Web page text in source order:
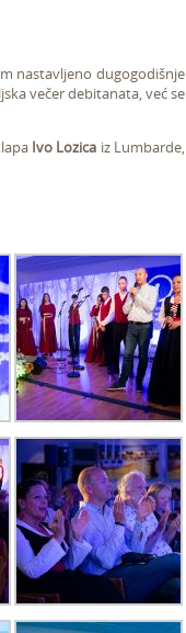
nastavljeno dugogodišnje
večer debitanata, već se
Ivo Lozica iz Lumbarde,